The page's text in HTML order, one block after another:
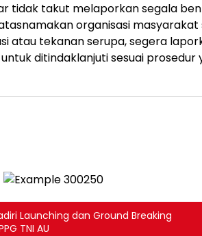
tidak takut melaporkan segala
organisasi masyarakat
atau tekanan serupa, segera
ditindaklanjuti sesuai prosedur
Launching dan Ground Breaking
TNI AU